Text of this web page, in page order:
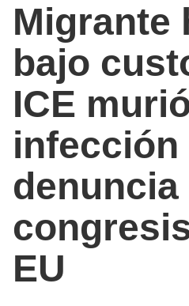
Migrante
bajo
ICE
infección
denuncia
EU